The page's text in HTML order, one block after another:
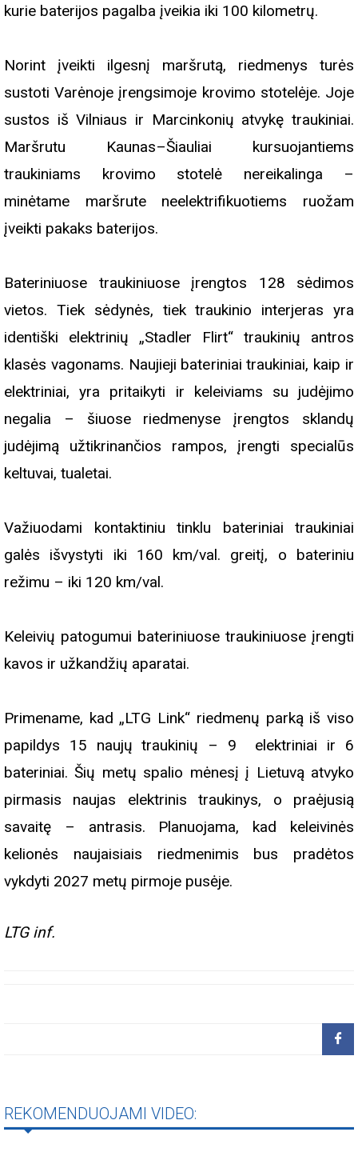
kurie baterijos pagalba įveikia iki 100 kilometrų.
Norint įveikti ilgesnį maršrutą, riedmenys turės
sustoti Varėnoje įrengsimoje krovimo stotelėje. Joje
sustos iš Vilniaus ir Marcinkonių atvykę traukiniai.
Maršrutu Kaunas–Šiauliai kursuojantiems
traukiniams krovimo stotelė nereikalinga –
minėtame maršrute neelektrifikuotiems ruožam
įveikti pakaks baterijos.
Bateriniuose traukiniuose įrengtos 128 sėdimos
vietos. Tiek sėdynės, tiek traukinio interjeras yra
identiški elektrinių „Stadler Flirt“ traukinių antros
klasės vagonams. Naujieji bateriniai traukiniai, kaip ir
elektriniai, yra pritaikyti ir keleiviams su judėjimo
negalia – šiuose riedmenyse įrengtos sklandų
judėjimą užtikrinančios rampos, įrengti specialūs
keltuvai, tualetai.
Važiuodami kontaktiniu tinklu bateriniai traukiniai
galės išvystyti iki 160 km/val. greitį, o bateriniu
režimu – iki 120 km/val.
Keleivių patogumui bateriniuose traukiniuose įrengti
kavos ir užkandžių aparatai.
Primename, kad „LTG Link“ riedmenų parką iš viso
papildys 15 naujų traukinių – 9 elektriniai ir 6
bateriniai. Šių metų spalio mėnesį į Lietuvą atvyko
pirmasis naujas elektrinis traukinys, o praėjusią
savaitę – antrasis. Planuojama, kad keleivinės
kelionės naujaisiais riedmenimis bus pradėtos
vykdyti 2027 metų pirmoje pusėje.
LTG inf.
REKOMENDUOJAMI VIDEO: